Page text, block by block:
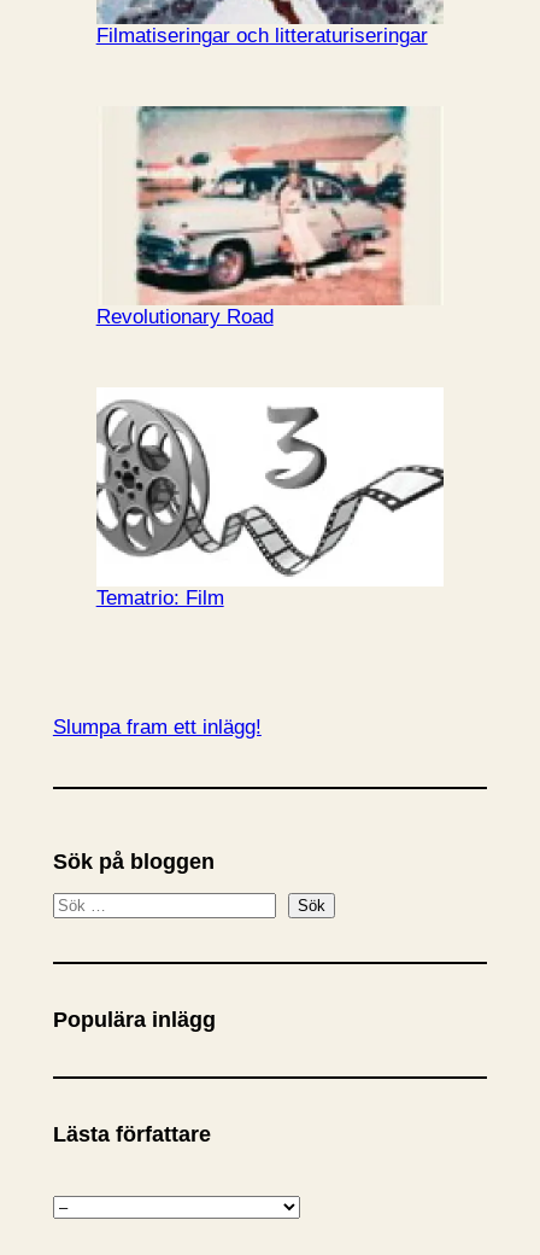
Filmatiseringar och litteraturiseringar
Revolutionary Road
Tematrio: Film
Slumpa fram ett inlägg!
Sök på bloggen
S
k
Sök
Populära inlägg
Lästa författare
K